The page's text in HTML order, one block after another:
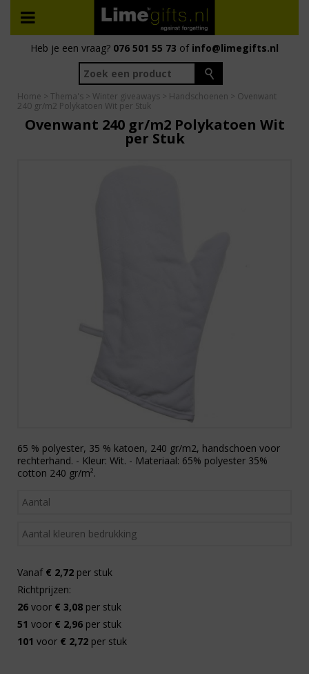
Heb je een vraag? 076 501 55 73 of info@limegifts.nl
Home > Thema's > Winter giveaways > Handschoenen > Ovenwant
240 gr/m2 Polykatoen Wit per Stuk
Ovenwant 240 gr/m2 Polykatoen Wit
per Stuk
65 % polyester, 35 % katoen, 240 gr/m2, handschoen voor
rechterhand. - Kleur: Wit. - Materiaal: 65% polyester 35%
cotton 240 gr/m².
Vanaf € 2,72 per stuk
Richtprijzen:
26 voor € 3,08 per stuk
51 voor € 2,96 per stuk
101 voor € 2,72 per stuk